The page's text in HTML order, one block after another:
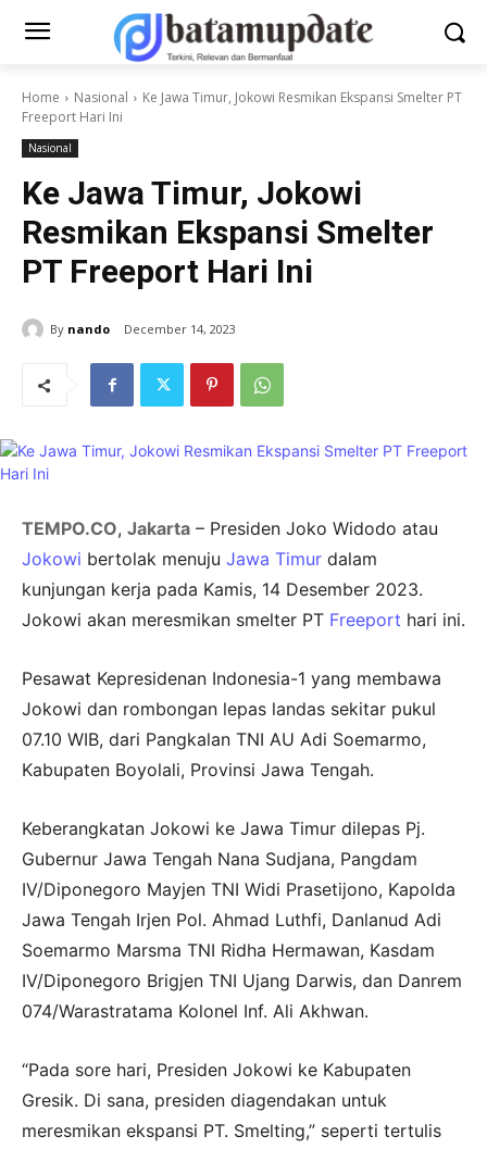
Home Nasional
Ke Jawa Timur, Jokowi Resmikan Ekspansi Smelter PT
Freeport Hari Ini
Nasional
Ke Jawa Timur, Jokowi
Resmikan Ekspansi Smelter
PT Freeport Hari Ini
By nando December 14, 2023
TEMPO.CO, Jakarta – Presiden Joko Widodo atau
Jokowi bertolak menuju Jawa Timur dalam
kunjungan kerja pada Kamis, 14 Desember 2023.
Jokowi akan meresmikan smelter PT Freeport hari ini.
Pesawat Kepresidenan Indonesia-1 yang membawa
Jokowi dan rombongan lepas landas sekitar pukul
07.10 WIB, dari Pangkalan TNI AU Adi Soemarmo,
Kabupaten Boyolali, Provinsi Jawa Tengah.
Keberangkatan Jokowi ke Jawa Timur dilepas Pj.
Gubernur Jawa Tengah Nana Sudjana, Pangdam
IV/Diponegoro Mayjen TNI Widi Prasetijono, Kapolda
Jawa Tengah Irjen Pol. Ahmad Luthfi, Danlanud Adi
Soemarmo Marsma TNI Ridha Hermawan, Kasdam
IV/Diponegoro Brigjen TNI Ujang Darwis, dan Danrem
074/Warastratama Kolonel Inf. Ali Akhwan.
“Pada sore hari, Presiden Jokowi ke Kabupaten
Gresik. Di sana, presiden diagendakan untuk
meresmikan ekspansi PT. Smelting,” seperti tertulis